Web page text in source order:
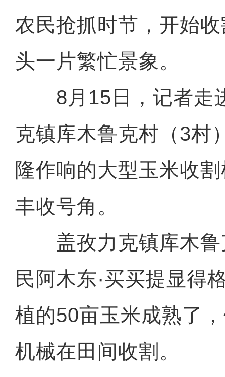
农民抢抓时节，开始
头一片繁忙景象。
8月15日，记者走
克镇库木鲁克村（3村
隆作响的大型玉米收
丰收号角。
盖孜力克镇库木鲁
民阿木东·买买提显得
植的50亩玉米成熟了
机械在田间收割。